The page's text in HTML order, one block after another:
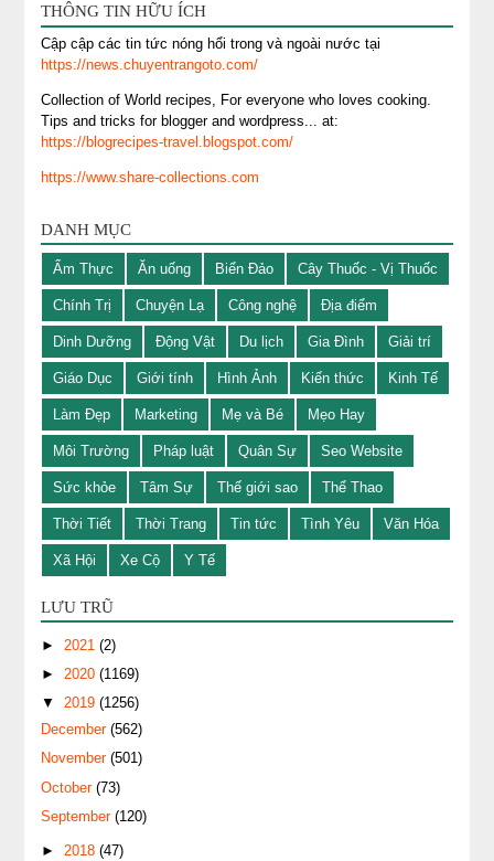
THÔNG TIN HỮU ÍCH
Cập cập các tin tức nóng hổi trong và ngoài nước tại
https://news.chuyentrangoto.com/
Collection of World recipes, For everyone who loves cooking.
Tips and tricks for blogger and wordpress... at:
https://blogrecipes-travel.blogspot.com/
https://www.share-collections.com
DANH MỤC
Ẩm Thực Ăn uống Biển Đảo Cây Thuốc - Vị Thuốc
Chính Trị Chuyện Lạ Công nghệ Địa điểm
Dinh Dưỡng Động Vật Du lịch Gia Đình Giải trí
Giáo Dục Giới tính Hình Ảnh Kiến thức Kinh Tế
Làm Đẹp Marketing Mẹ và Bé Mẹo Hay
Môi Trường Pháp luật Quân Sự Seo Website
Sức khỏe Tâm Sự Thế giới sao Thể Thao
Thời Tiết Thời Trang Tin tức Tình Yêu Văn Hóa
Xã Hội Xe Cộ Y Tế
LƯU TRŨ
► 2021(2)
► 2020(1169)
▼ 2019(1256)
December(562)
November(501)
October(73)
September(120)
►2018(47)